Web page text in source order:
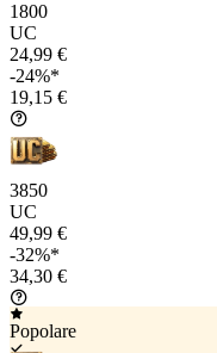
1800
UC
24,99 €
-24%*
19,15 €
3850
UC
49,99 €
-32%*
34,30 €
Popolare